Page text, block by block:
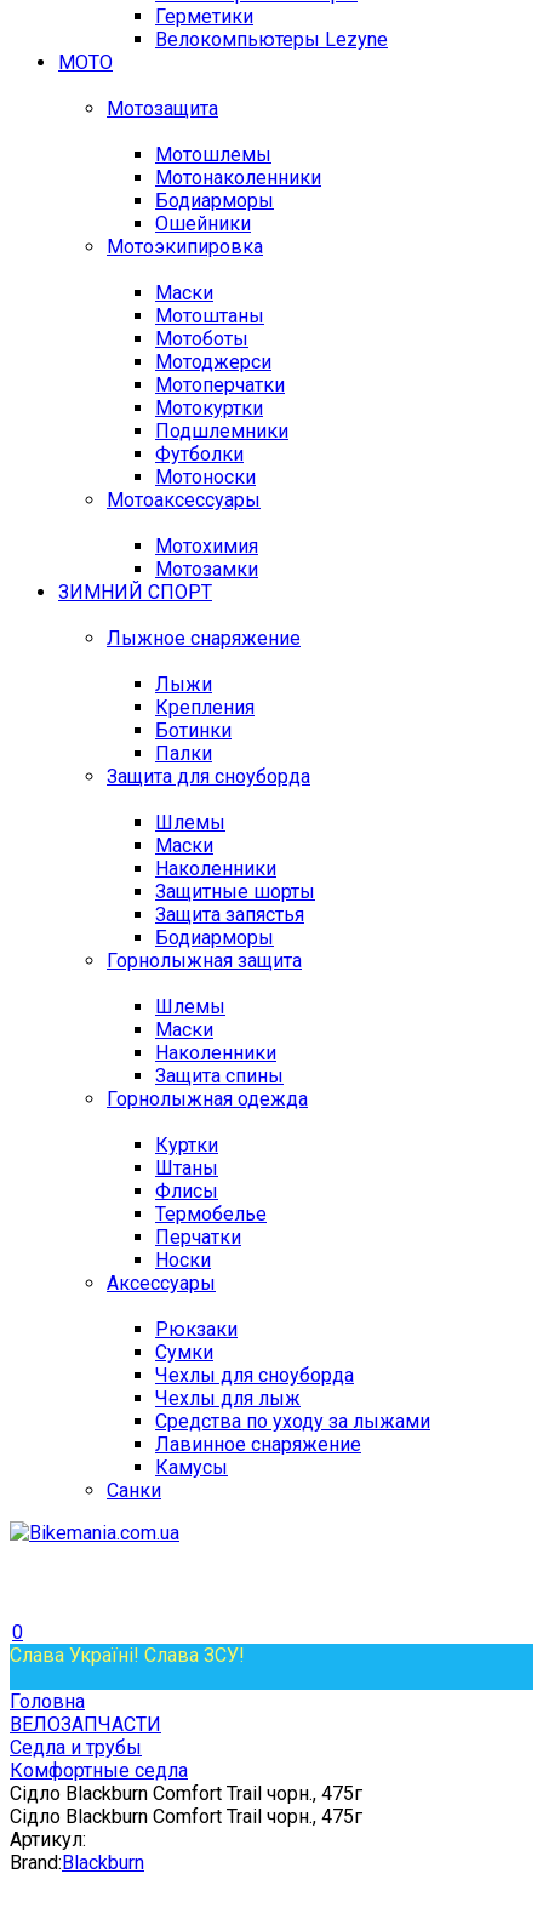
Герметики
Велокомпьютеры Lezyne
МОТО
Мотозащита
Мотошлемы
Мотонаколенники
Бодиарморы
Ошейники
Мотоэкипировка
Маски
Мотоштаны
Мотоботы
Мотоджерси
Мотоперчатки
Мотокуртки
Подшлемники
Футболки
Мотоноски
Мотоаксессуары
Мотохимия
Мотозамки
ЗИМНИЙ СПОРТ
Лыжное снаряжение
Лыжи
Крепления
Ботинки
Палки
Защита для сноуборда
Шлемы
Маски
Наколенники
Защитные шорты
Защита запястья
Бодиарморы
Горнолыжная защита
Шлемы
Маски
Наколенники
Защита спины
Горнолыжная одежда
Куртки
Штаны
Флисы
Термобелье
Перчатки
Носки
Аксессуары
Рюкзаки
Сумки
Чехлы для сноуборда
Чехлы для лыж
Средства по уходу за лыжами
Лавинное снаряжение
Камусы
Санки
0
Слава Україні! Слава ЗСУ!
Головна
ВЕЛОЗАПЧАСТИ
Седла и трубы
Комфортные седла
Сідло Blackburn Comfort Trail чорн., 475г
Сідло Blackburn Comfort Trail чорн., 475г
Артикул:
Brand:Blackburn